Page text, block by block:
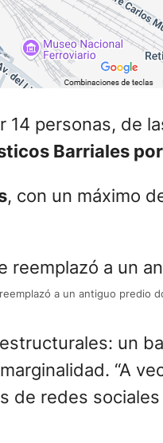
Barriales por
, con un máximo
a un antiguo predio
un
“A
de redes
locales de
distintos